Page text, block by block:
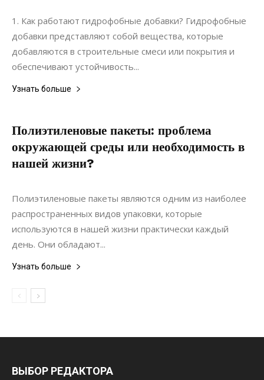
1. Как работают гидрофобные добавки? Гидрофобные
добавки представляют собой вещества, которые
добавляются в строительные смеси или покрытия и
обеспечивают устойчивость...
Узнать больше
Полиэтиленовые пакеты: проблема
окружающей среды или необходимость в
нашей жизни?
22.11.2021
Полиэтиленовые пакеты являются одним из наиболее
распространенных видов упаковки, которые
используются в нашей жизни практически каждый
день. Они обладают...
Узнать больше
ВЫБОР РЕДАКТОРА